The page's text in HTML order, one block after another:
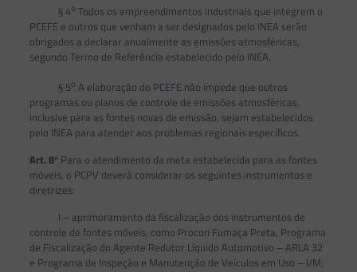
§ 4o Todos os empreendimentos industriais que integrem o
PCEFE e outros que venham a ser designados pelo INEA serão
obrigados a declarar anualmente as emissões atmosféricas,
segundo Termo de Referência estabelecido pelo INEA.
§ 5o A elaboração do PCEFE não impede que outros
programas ou planos de controle de emissões atmosféricas,
inclusive para as fontes novas de emissão, sejam estabelecidos
pelo INEA para atender aos problemas regionais específicos.
Art. 8º Para o atendimento da meta estabelecida para as fontes
móveis, o PCPV deverá considerar os seguintes instrumentos e
diretrizes:
I – aprimoramento da fiscalização dos instrumentos de
controle de fontes móveis, como Procon Fumaça Preta, Programa
de Fiscalização do Agente Redutor Líquido Automotivo – ARLA 32
e Programa de Inspeção e Manutenção de Veículos em Uso – I/M;